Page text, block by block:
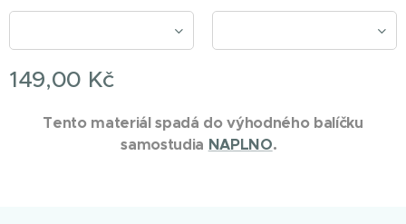
149,00 Kč
Tento materiál spadá do výhodného balíčku
samostudia NAPLNO.